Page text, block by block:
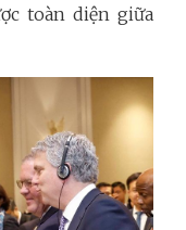
toàn diện giữa